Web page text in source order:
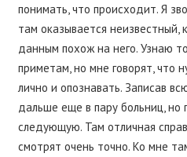
понимать, что происходит. Я
там оказывается неизвестный,
данным похож на него. Узнаю
приметам, но мне говорят, что
лично и опознавать. Записав
дальше еще в пару больниц,
следующую. Там отличная
смотрят очень точно. Ко мне